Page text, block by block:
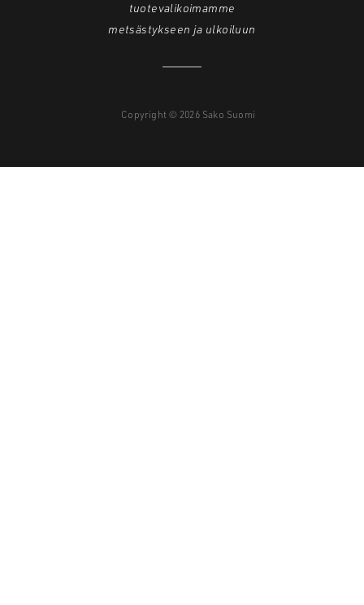
tuotevalikoimamme
metsästykseen ja ulkoiluun
Copyright © 2026 Sako Suomi